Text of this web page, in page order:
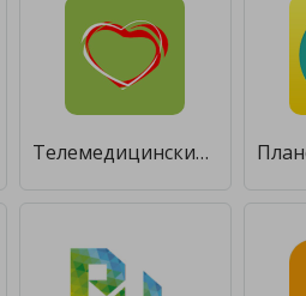
Телемедицинский центр ДЗМ [Unlocked]